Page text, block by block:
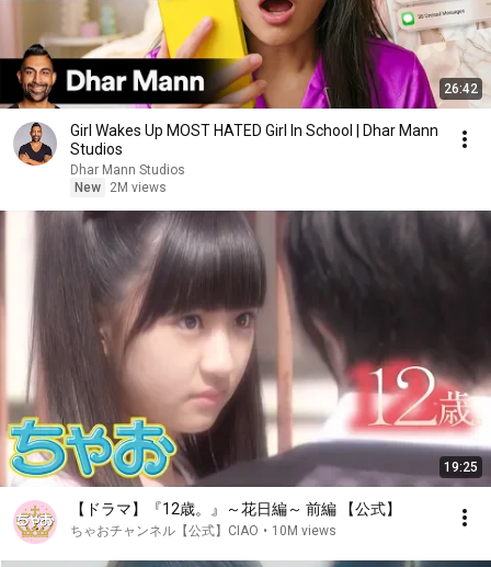
26:42
Girl Wakes Up MOST HATED Girl In School | Dhar Mann
Studios
Dhar Mann Studios
New
2M views
19:25
【ドラマ】『12歳。』～花日編～ 前編 【公式】
ちゃおチャンネル【公式】CIAO • 10M views